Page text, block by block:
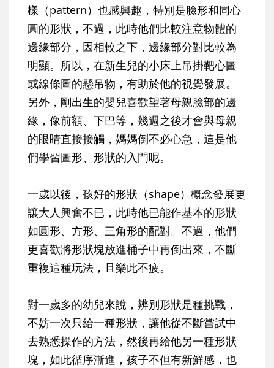
樣（pattern）也感興趣，特別是臉形和同心
圓的形狀，不過，此時他們比較注意物體的
邊緣部分，因相較之下，邊緣部分對比較為
明顯。所以，在新生兒的小床上吊掛靶心圖
或線條圖的懸吊物，有助於他的視覺發展。
另外，剛出生的嬰兒喜歡望著母親臉部的邊
緣，像前額、下巴等，幾週之後才會與母親
的眼睛直接接觸，媽媽倒不必心急，這是他
們學習圖形、形狀的入門呢。
一歲以後，孩好的形狀（shape）概念發展更
讓大人興奮不已，此時他已能作基本的形狀
如圓形、方形、三角形的配對。不過，他們
更喜歡將形狀塊放進桶子中再倒出來，不斷
重複這種玩法，且樂此不疲。
對一歲多的幼兒來說，辨別形狀是種挑戰，
不妨一次只給一種形狀，讓他從不斷嘗試中
去熟悉操作的方法，然後再給他另一種形狀
塊，如此循序漸進，孩子不但有新鮮感，也